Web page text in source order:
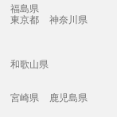
福島県
東京都
神奈川県
和歌山県
宮崎県
鹿児島県